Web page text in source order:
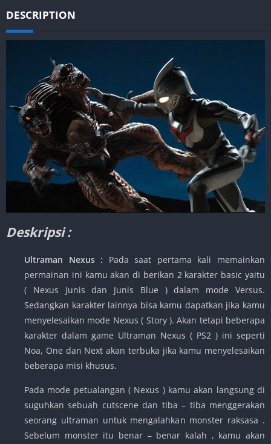
DESCRIPTION
Deskripsi :
Ultraman Nexus : Pada saat pertama kali memainkan
permainan ini kamu akan di berikan 2 karakter basic yaitu
( Nexus Junis dan Junis Blue ) dalam mode Versus.
Sedangkan karakter lainnya bisa kamu dapatkan jika kamu
menyelesaikan mode Nexus ( Story ). Akan tetapi beberapa
karakter dalam game Ultraman Nexus ( PS2 ) ini seperti
Noa, One dan Next akan terbuka jika kamu menyelesaikan
beberapa misi khusus.
Pada mode petualangan ( Nexus ) kamu akan langsung di
suguhkan sebuah cutscene dan tiba – tiba menggerakan
seorang ultraman untuk mengalahkan monster raksasa .
Sebelum monster itu benar – benar kalah , kamu akan